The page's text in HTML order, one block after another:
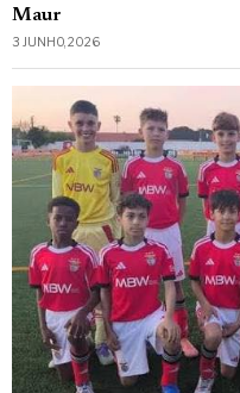
Maur
3 JUNHO, 2026